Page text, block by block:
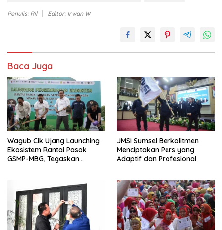
Penulis: Ril Editor: Irwan W
Baca Juga
Wagub Cik Ujang Launching
Ekosistem Rantai Pasok
GSMP-MBG, Tegaskan
Kendalikan Inflasi
JMSI Sumsel Berkolitmen
Menciptakan Pers yang
Adaptif dan Profesional